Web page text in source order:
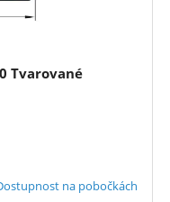
Tvarované
na pobočkách